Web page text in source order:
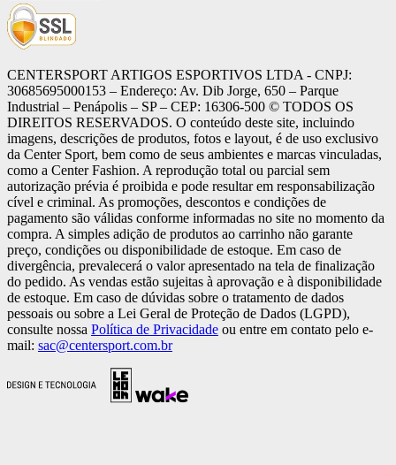
CENTERSPORT ARTIGOS ESPORTIVOS LTDA - CNPJ:
30685695000153 – Endereço: Av. Dib Jorge, 650 – Parque
Industrial – Penápolis – SP – CEP: 16306-500 ©️ TODOS OS
DIREITOS RESERVADOS. O conteúdo deste site, incluindo
imagens, descrições de produtos, fotos e layout, é de uso exclusivo
da Center Sport, bem como de seus ambientes e marcas vinculadas,
como a Center Fashion. A reprodução total ou parcial sem
autorização prévia é proibida e pode resultar em responsabilização
cível e criminal. As promoções, descontos e condições de
pagamento são válidas conforme informadas no site no momento da
compra. A simples adição de produtos ao carrinho não garante
preço, condições ou disponibilidade de estoque. Em caso de
divergência, prevalecerá o valor apresentado na tela de finalização
do pedido. As vendas estão sujeitas à aprovação e à disponibilidade
de estoque. Em caso de dúvidas sobre o tratamento de dados
pessoais ou sobre a Lei Geral de Proteção de Dados (LGPD),
consulte nossa Política de Privacidade ou entre em contato pelo e-
mail: sac@centersport.com.br